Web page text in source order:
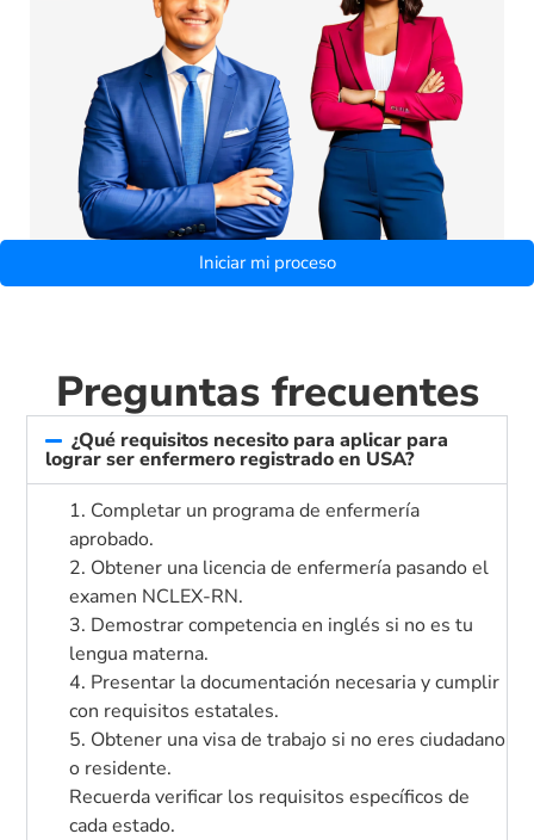
Iniciar mi proceso
Preguntas frecuentes
¿Qué requisitos necesito para aplicar para
lograr ser enfermero registrado en USA?
1. Completar un programa de enfermería
aprobado.
2. Obtener una licencia de enfermería pasando el
examen NCLEX-RN.
3. Demostrar competencia en inglés si no es tu
lengua materna.
4. Presentar la documentación necesaria y cumplir
con requisitos estatales.
5. Obtener una visa de trabajo si no eres ciudadano
o residente.
Recuerda verificar los requisitos específicos de
cada estado.